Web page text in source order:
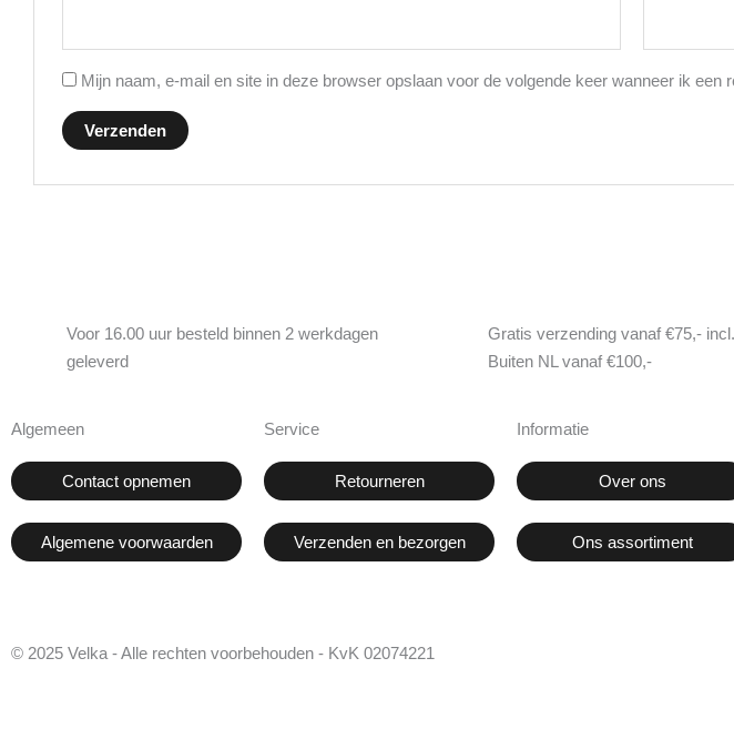
Mijn naam, e-mail en site in deze browser opslaan voor de volgende keer wanneer ik een
Voor 16.00 uur besteld binnen 2 werkdagen
geleverd
Gratis verzending vanaf €75,-
Buiten NL vanaf €100,-
Algemeen
Contact opnemen
Algemene voorwaarden
Service
Retourneren
Verzenden en bezorgen
Informatie
Over ons
Ons assortiment
© 2025 Velka - Alle rechten voorbehouden - KvK 02074221